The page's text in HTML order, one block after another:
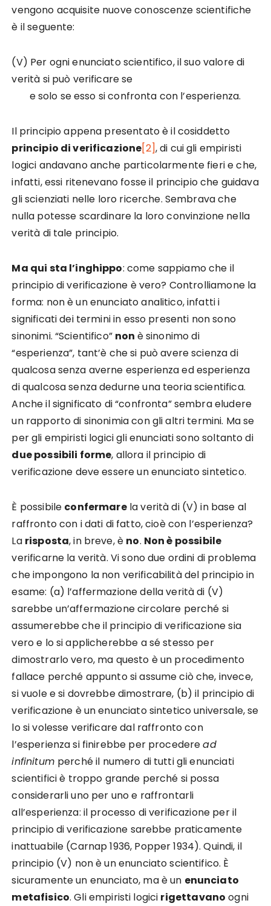
vengono acquisite nuove conoscenze scientifiche
è il seguente:
(V) Per ogni enunciato scientifico, il suo valore di
verità si può verificare se
e solo se esso si confronta con l’esperienza.
Il principio appena presentato è il cosiddetto
principio di verificazione[2], di cui gli empiristi
logici andavano anche particolarmente fieri e che,
infatti, essi ritenevano fosse il principio che guidava
gli scienziati nelle loro ricerche. Sembrava che
nulla potesse scardinare la loro convinzione nella
verità di tale principio.
Ma qui sta l’inghippo: come sappiamo che il
principio di verificazione è vero? Controlliamone la
forma: non è un enunciato analitico, infatti i
significati dei termini in esso presenti non sono
sinonimi. “Scientifico” non è sinonimo di
“esperienza”, tant’è che si può avere scienza di
qualcosa senza averne esperienza ed esperienza
di qualcosa senza dedurne una teoria scientifica.
Anche il significato di “confronta” sembra eludere
un rapporto di sinonimia con gli altri termini. Ma se
per gli empiristi logici gli enunciati sono soltanto di
due possibili forme, allora il principio di
verificazione deve essere un enunciato sintetico.
È possibile confermarela verità di (V) in base al
raffronto con i dati di fatto, cioè con l’esperienza?
La risposta, in breve, è no. Non è possibile
verificarne la verità. Vi sono due ordini di problema
che impongono la non verificabilità del principio in
esame: (a) l’affermazione della verità di (V)
sarebbe un’affermazione circolare perché si
assumerebbe che il principio di verificazione sia
vero e lo si applicherebbe a sé stesso per
dimostrarlo vero, ma questo è un procedimento
fallace perché appunto si assume ciò che, invece,
si vuole e si dovrebbe dimostrare, (b) il principio di
verificazione è un enunciato sintetico universale, se
lo si volesse verificare dal raffronto con
l’esperienza si finirebbe per procederead
infinitum perché il numero di tutti gli enunciati
scientifici è troppo grande perché si possa
considerarli uno per uno e raffrontarli
all’esperienza: il processo di verificazione per il
principio di verificazione sarebbe praticamente
inattuabile (Carnap 1936, Popper 1934). Quindi, il
principio (V) non è un enunciato scientifico. È
sicuramente un enunciato, ma è un enunciato
metafisico. Gli empiristi logici rigettavano ogni